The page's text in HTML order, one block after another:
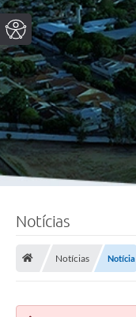
Notícias
Notícias Notícia